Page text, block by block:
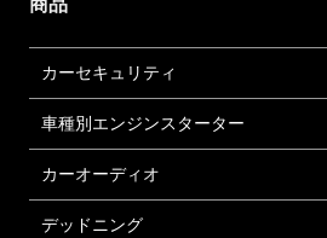
カーセキュリティ
車種別エンジンスターター
カーオーディオ
デッドニング